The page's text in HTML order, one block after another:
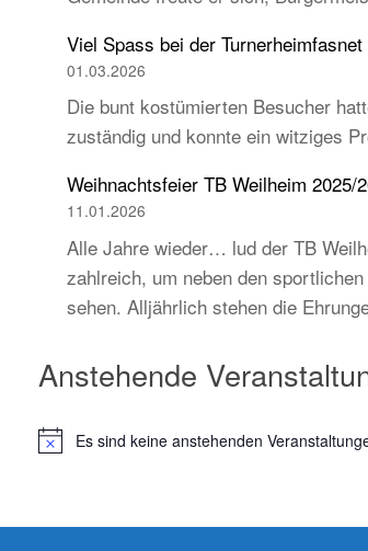
Viel Spass bei der Turnerheimfasnet
01.03.2026
Die bunt kostümierten Besucher
zuständig und konnte ein witziges
Weihnachtsfeier TB Weilheim 2025/
11.01.2026
Alle Jahre wieder… lud der TB
zahlreich, um neben den
sehen. Alljährlich stehen die
Anstehende
H
w
Es sind keine anstehenden